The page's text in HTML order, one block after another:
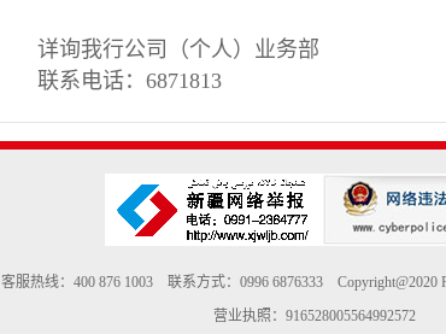
详询我行公司（个人）业务部
联系电话：6871813
客服热线：400 876 1003 联系方式：0996 6876333 Copyright@2020
营业执照：916528005564992572